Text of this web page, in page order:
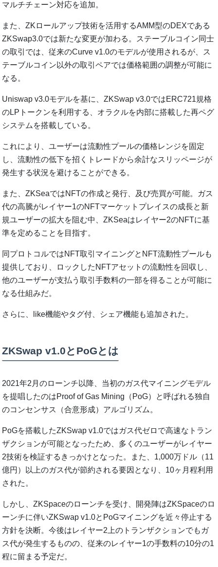
マルチチェーン対応を追加。
また、ZKロールアップ技術を活用するAMM型のDEXである
ZKSwap3.0では新たな変更が加わる。ステーブルコイン同士
の取引では、従来のCurve v1.0のモデルが使用されるが、ス
テーブルコイン以外の取引ペアでは価格範囲の調整が可能に
なる。
Uniswap v3.0モデルを基に、ZKSwap v3.0ではERC721規格
のLPトークンを利用する、オラクルを内部に搭載した再ペグ
システムを搭載している。
これにより、ユーザーは流動性プールの価格レンジを固定
し、流動性の低下を招くトレードから余計なスリッページが
発生する状況を避けることができる。
また、ZKSeaではNFTの作成と発行、及び売買が可能。ガス
代の高騰がレイヤー1のNFTマーケットプレイスの成長と新
規ユーザーの拡大を阻む中、ZKSeaはレイヤー2のNFTに基
準を定めることを目指す。
同プロトコルではNFT取引マイニングとNFT流動性プールも
提供しており、ロックしたNFTアセットの流動性を回収し、
他のユーザーが支払う取引手数料の一部を得ることが可能に
なる仕組みだ。
さらに、like機能やタグ付、シェア機能も追加された。
ZKSwap v1.0とPoGとは
2021年2月のローンチ以降、当初のガス代マイニングモデル
を提唱したのはProof of Gas Mining（PoG）と呼ばれる独自
のコンセンサス（合意形成）アルゴリズム。
PoGを搭載したZKSwap v1.0ではガス代ゼロで高速なトラン
ザクションが可能となったため、多くのユーザーがレイヤー
2技術を検証するきっかけとなった。また、1,000万ドル（11
億円）以上のガス代が節約される要因となり、10ヶ月程利用
された。
しかし、ZKSpaceのローンチを受け、開発陣はZKSpaceのロ
ーンチに伴いZKSwap v1.0とPoGマイニングを近々停止する
方針を決断。今後はレイヤー2上のトランザクションでもガ
ス代が発生するものの、従来のレイヤー1の手数料の10分の1
程に留まる予定だ。